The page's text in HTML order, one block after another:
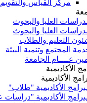
مركز القياس والتقويم
العليا والبحوث
العليا والبحوث
التعليم والطلاب
المجتمع وتنمية البيئة
عــــام الجامعة
الأكاديمية
الأكاديمية
الأكاديمية "طلاب"
الأكاديمية "دراسات